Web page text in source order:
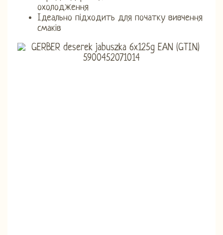
охолодження
Ідеально підходить для початку вивчення
смаків